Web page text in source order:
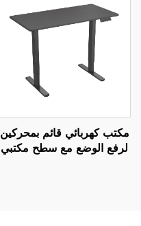
مكتب كهربائي قائم بمحركين
لرفع الوضع مع سطح مكتبي